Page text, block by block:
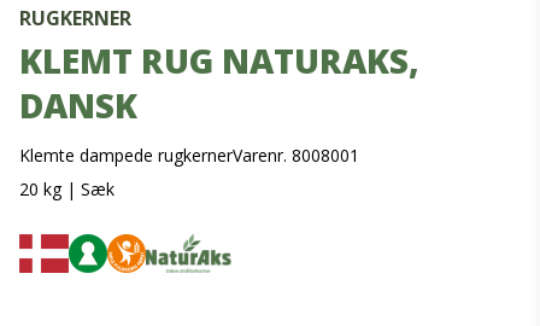
RUGKERNER
KLEMT RUG NATURAKS,
DANSK
Klemte dampede rugkernerVarenr. 8008001
20 kg | Sæk